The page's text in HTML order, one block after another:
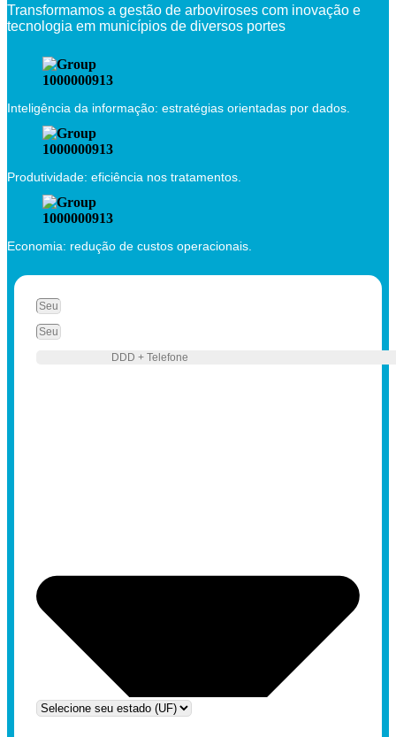
Transformamos a gestão de arboviroses com inovação e
tecnologia em municípios de diversos portes
Inteligência da informação: estratégias orientadas por dados.
Produtividade: eficiência nos tratamentos.
Economia: redução de custos operacionais.